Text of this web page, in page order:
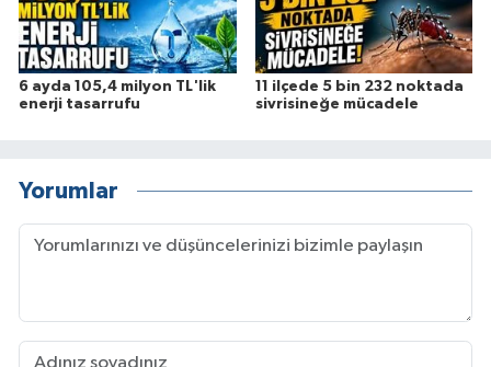
6 ayda 105,4 milyon TL'lik
enerji tasarrufu
11 ilçede 5 bin 232 noktada
sivrisineğe mücadele
Yorumlar